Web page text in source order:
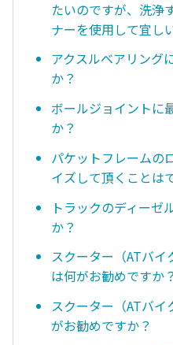
たいのですが、洗浄
ナーを使用して宜し
アクスルベアリング
か？
ボールジョイントに
か？
パケットフレームの
イズして頂くことは
トラックのディーゼ
か？
スクーター（ATバ
は何がお勧めですか？
スクーター（ATバ
がお勧めですか？